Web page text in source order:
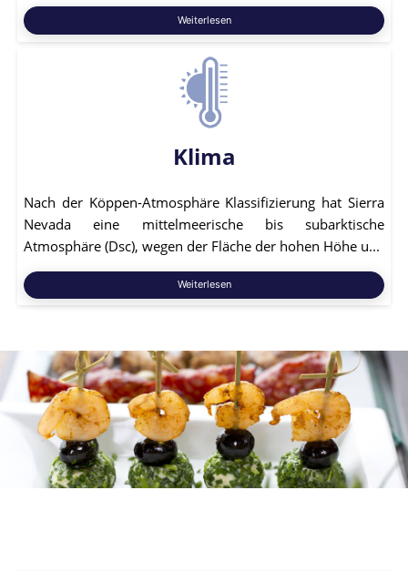
Weiterlesen
Klima
Nach der Köppen-Atmosphäre Klassifizierung hat Sierra
Nevada eine mittelmeerische bis subarktische
Atmosphäre (Dsc), wegen der Fläche der hohen Höhe u...
Weiterlesen